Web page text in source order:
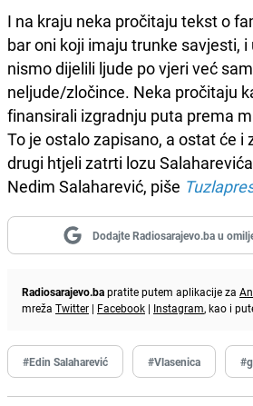
I na kraju neka pročitaju tekst o
bar oni koji imaju trunke savjesti,
nismo dijelili ljude po vjeri već
neljude/zločince. Neka pročitaju
finansirali izgradnju puta prema
To je ostalo zapisano, a ostat će i
drugi htjeli zatrti lozu
Nedim Salaharević, piše
Dodajte Radiosarajevo.ba u
Radiosarajevo.bapratite putem aplikacije za
mreža Twitter | Facebook | Instagram, kao i
#Edin Salaharević #Vlasenica